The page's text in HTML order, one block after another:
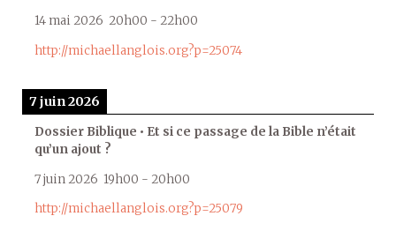
14 mai 2026 20h00 - 22h00
http://michaellanglois.org?p=25074
7 juin 2026
Dossier Biblique • Et si ce passage de la Bible n’était
qu’un ajout ?
7 juin 2026 19h00 - 20h00
http://michaellanglois.org?p=25079